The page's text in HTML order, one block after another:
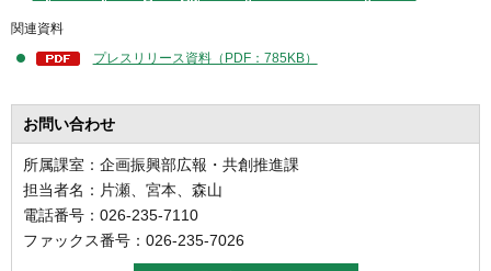
関連資料
プレスリリース資料（PDF：785KB）
お問い合わせ
所属課室：企画振興部広報・共創推進課
担当者名：片瀬、宮本、森山
電話番号：026-235-7110
ファックス番号：026-235-7026